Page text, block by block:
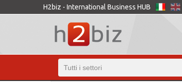
H2biz - International Business HUB